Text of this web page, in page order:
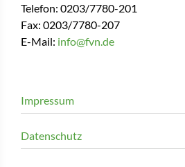
Telefon: 0203/7780-201
Fax: 0203/7780-207
E-Mail: info@fvn.de
Impressum
Datenschutz